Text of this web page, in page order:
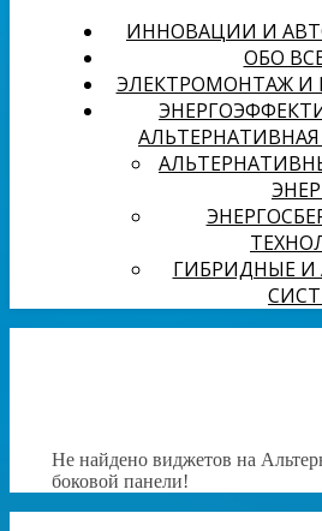
ИННОВАЦИИ И
ОБО
ЭЛЕКТРОМОНТАЖ И
ГИБРИДНЫЕ
Не найдено виджетов на
боковой панели!